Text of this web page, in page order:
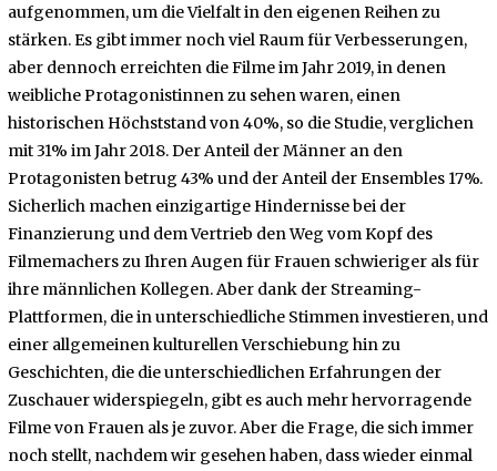
aufgenommen, um die Vielfalt in den eigenen Reihen zu
stärken. Es gibt immer noch viel Raum für Verbesserungen,
aber dennoch erreichten die Filme im Jahr 2019, in denen
weibliche Protagonistinnen zu sehen waren, einen
historischen Höchststand von 40%, so die Studie, verglichen
mit 31% im Jahr 2018. Der Anteil der Männer an den
Protagonisten betrug 43% und der Anteil der Ensembles 17%.
Sicherlich machen einzigartige Hindernisse bei der
Finanzierung und dem Vertrieb den Weg vom Kopf des
Filmemachers zu Ihren Augen für Frauen schwieriger als für
ihre männlichen Kollegen. Aber dank der Streaming-
Plattformen, die in unterschiedliche Stimmen investieren, und
einer allgemeinen kulturellen Verschiebung hin zu
Geschichten, die die unterschiedlichen Erfahrungen der
Zuschauer widerspiegeln, gibt es auch mehr hervorragende
Filme von Frauen als je zuvor. Aber die Frage, die sich immer
noch stellt, nachdem wir gesehen haben, dass wieder einmal